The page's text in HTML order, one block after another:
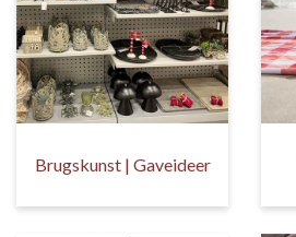
Brugskunst | Gaveideer